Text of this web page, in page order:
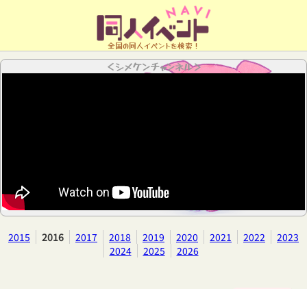
全国の同人イベントを検索！
＜シメケンチャンネル＞
2015 2016 2017 2018 2019 2020 2021 2022
2023
2024
2025 2026